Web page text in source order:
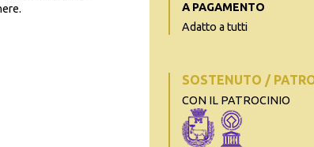
A PAGAMENTO
Adatto a tutti
SOSTENUTO /
CON IL PATROCINIO